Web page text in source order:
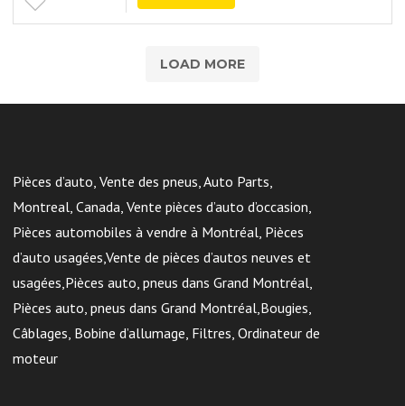
LOAD MORE
Pièces d’auto, Vente des pneus, Auto Parts,
Montreal, Canada, Vente pièces d’auto d’occasion,
Pièces automobiles à vendre à Montréal, Pièces
d’auto usagées,Vente de pièces d’autos neuves et
usagées,Pièces auto, pneus dans Grand Montréal,
Pièces auto, pneus dans Grand Montréal,Bougies,
Câblages, Bobine d’allumage, Filtres, Ordinateur de
moteur